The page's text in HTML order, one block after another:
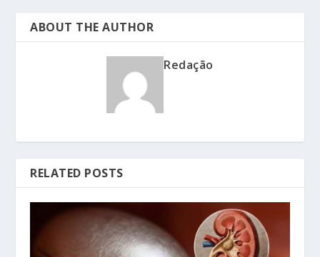
ABOUT THE AUTHOR
Redação
RELATED POSTS